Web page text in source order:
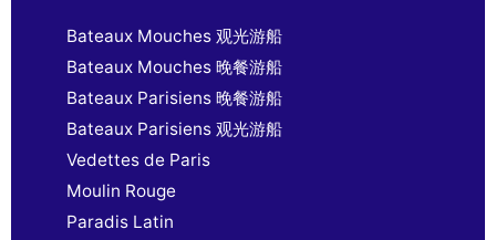
Bateaux Mouches 观光游船
Bateaux Mouches 晚餐游船
Bateaux Parisiens 晚餐游船
Bateaux Parisiens 观光游船
Vedettes de Paris
Moulin Rouge
Paradis Latin